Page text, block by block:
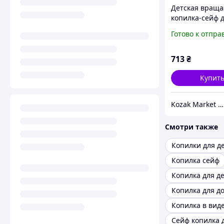
Детская
копилка-сейф
Box с музыкой
продаж
Готово к
713₴
Купить
Kozak Market - Магазин техники и аксессуаров
Смотри также
Копилки для
Копилка сейф
Копилка для
Копилка в